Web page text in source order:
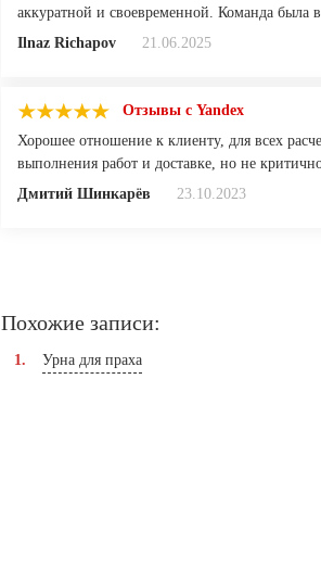
аккуратной и своевременной. Команда была
Ilnaz Richapov
21.06.2025
Отзывы с Yandex
Хорошее отношение к клиенту, для всех
выполнения работ и доставке, но не
Дмитий Шинкарёв
23.10.2023
Похожие записи:
Урна для праха